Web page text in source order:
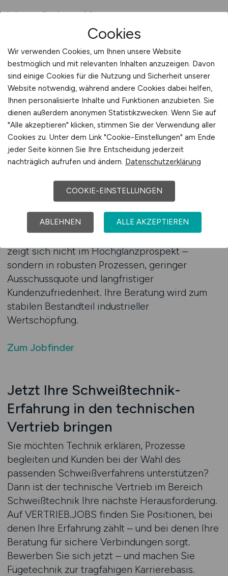
Vom Schweißer zum
Prozessberater – Ihre Karriere in
der Fügetechnik
Wer selbst geschweißt, Fehler analysiert oder
Abnahmen begleitet hat, weiß, worauf es in der
Praxis ankommt. Genau dieses Wissen macht
den Unterschied im Vertrieb: Kunden vertrauen
Beratern, die ihre Sprache sprechen. Wenn Sie
bereit sind, aus Ihrer Erfahrung eine tragfähige
Beratungsrolle zu formen, zeigt Ihnen
VERTRIEB.JOBS den Weg. Ihre neue Rolle
beginnt mit fundierter Einarbeitung,
Produktschulungen und Vertriebsbegleitung. Sie
übernehmen Verantwortung für Projekte,
begleiten die Umsetzung und koordinieren
zwischen Technik und Kunde. Ihre Kompetenz
zeigt sich nicht im Hochglanzprospekt –
sondern in robusten Prozessen, geringer
Ausschussquote und langfristiger
Kundenzufriedenheit. Ihre Beratung wird zum
stabilen Bestandteil industrieller
Wertschöpfung.
Zum Jobfinder
Jetzt Ihre Schweißtechnik-
Erfahrung in den technischen
Vertrieb bringen
Sie möchten Technik erklären, Prozesse
begleiten und Kunden bei der Wahl des
passenden Schweißverfahrens unterstützen?
Dann ist der technische Vertrieb im Bereich
Schweißtechnik Ihre nächste Herausforderung.
Auf VERTRIEB.JOBS finden Sie Positionen, bei
denen Ihre Erfahrung zählt – und bei denen Ihre
Beratung für sichere Verbindungen sorgt.
Bewerben Sie sich jetzt – und machen Sie
Fügetechnik zur tragfähigen Karrierebasis.
Cookies
Wir verwenden Cookies, um Ihnen unsere Website
bestmöglich und mit relevanten Inhalten anzuzeigen. Davon
sind einige Cookies für die Nutzung und Sicherheit unserer
Website notwendig, während andere Cookies dabei helfen,
Ihnen personalisierte Inhalte und Funktionen anzubieten. Sie
dienen außerdem anonymen Statistikzwecken. Wenn Sie auf
"Alle akzeptieren" klicken, stimmen Sie der Verwendung aller
Cookies zu. Unter dem Link "Cookie-Einstellungen" am Ende
jeder Seite können Sie Ihre Entscheidung jederzeit
nachträglich aufrufen und ändern. Datenschutzerklärung
COOKIE-EINSTELLUNGEN
ABLEHNEN ALLE AKZEPTIEREN